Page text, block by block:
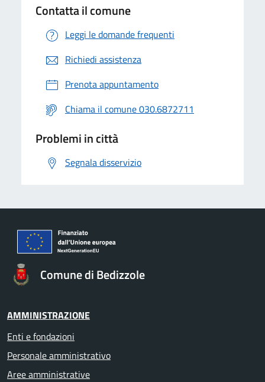
Contatta il comune
Leggi le domande frequenti
Richiedi assistenza
Prenota appuntamento
Chiama il comune 030.6872711
Problemi in città
Segnala disservizio
Comune di Bedizzole
AMMINISTRAZIONE
Enti e fondazioni
Personale amministrativo
Aree amministrative